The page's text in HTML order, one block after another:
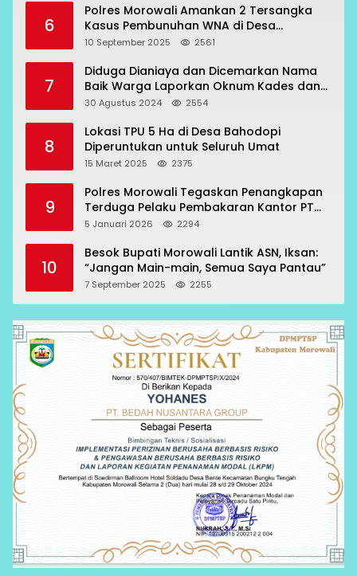
6
Polres Morowali Amankan 2 Tersangka
Kasus Pembunuhan WNA di Desa
Topogaro
10 September 2025 2561
7
Diduga Dianiaya dan Dicemarkan Nama
Baik Warga Laporkan Oknum Kades dan
Oknum Polisi
30 Agustus 2024 2554
8
Lokasi TPU 5 Ha di Desa Bahodopi
Diperuntukan untuk Seluruh Umat
15 Maret 2025 2375
9
Polres Morowali Tegaskan Penangkapan
Terduga Pelaku Pembakaran Kantor PT
RCP Sesuai Prosedur
5 Januari 2026 2294
10
Besok Bupati Morowali Lantik ASN, Iksan:
“Jangan Main-main, Semua Saya Pantau”
7 September 2025 2255